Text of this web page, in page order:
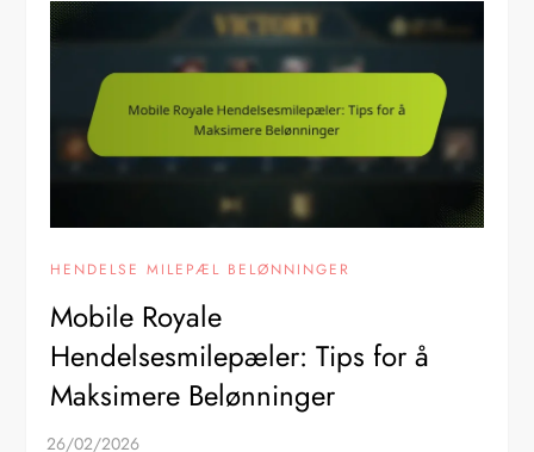
HENDELSE MILEPÆL BELØNNINGER
Mobile Royale
Hendelsesmilepæler: Tips for å
Maksimere Belønninger